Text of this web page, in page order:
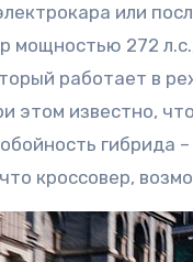
или
272
работает в
этом известно,
кроссовер,